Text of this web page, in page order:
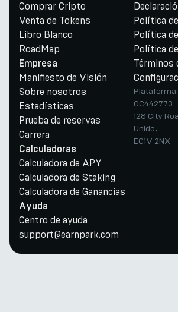
Comprar Cripto
Venta de Tokens
Libro Blanco
RoadMap
Empresa
Manifiesto de Visión
Sobre nosotros
Estadísticas
Prueba de reservas
Carrera
Calculadoras
Calculadora de APY
Calculadora de Staking
Calculadora de Ganancias
Ayuda
Centro de ayuda
support@earnpark.com
Política
Política
Política
Términos
Plataforma
OC442773
128 City
Unido,
EC1V 2NX